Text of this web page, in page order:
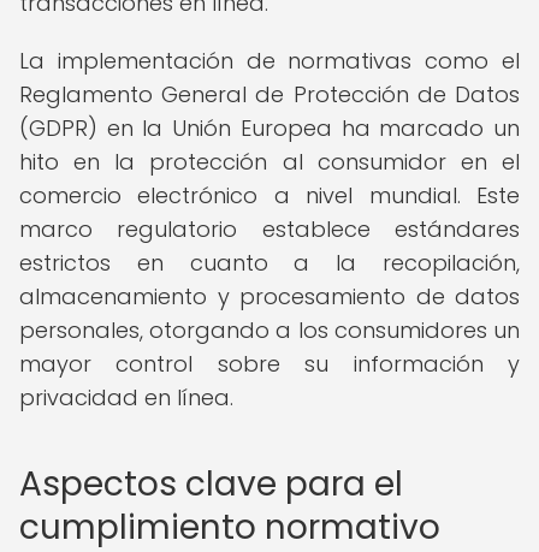
La implementación de normativas como el
Reglamento General de Protección de Datos
(GDPR) en la Unión Europea ha marcado un
hito en la protección al consumidor en el
comercio electrónico a nivel mundial. Este
marco regulatorio establece estándares
estrictos en cuanto a la recopilación,
almacenamiento y procesamiento de datos
personales, otorgando a los consumidores un
mayor control sobre su información y
privacidad en línea.
Aspectos clave para el
cumplimiento normativo